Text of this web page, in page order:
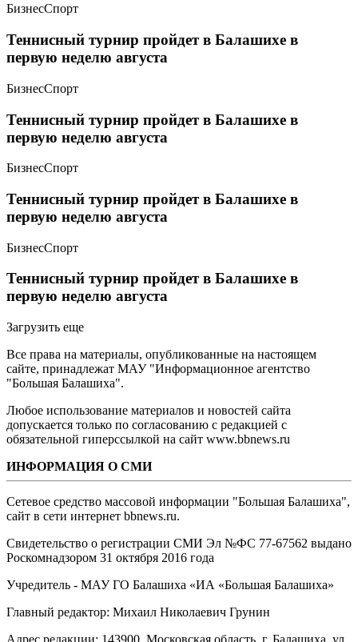
БизнесСпорт
Теннисный турнир пройдет в Балашихе в
первую неделю августа
БизнесСпорт
Теннисный турнир пройдет в Балашихе в
первую неделю августа
БизнесСпорт
Теннисный турнир пройдет в Балашихе в
первую неделю августа
БизнесСпорт
Теннисный турнир пройдет в Балашихе в
первую неделю августа
Загрузить еще
Все права на материалы, опубликованные на настоящем
сайте, принадлежат МАУ "Информационное агентство
"Большая Балашиха".
Любое использование материалов и новостей сайта
допускается только по согласованию с редакцией с
обязательной гиперссылкой на сайт www.bbnews.ru
ИНФОРМАЦИЯ О СМИ
Сетевое средство массовой информации "Большая Балашиха",
сайт в сети интернет bbnews.ru.
Свидетельство о регистрации СМИ Эл №ФС ‎77-67562 выдано
Роскомнадзором 31 октября 2016 года
Учредитель - МАУ ГО Балашиха «ИА «Большая Балашиха»
Главный редактор: Михаил Николаевич Грунин